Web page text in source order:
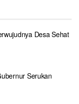
Desa Sehat
Serukan